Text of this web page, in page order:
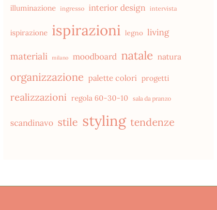
illuminazione ingresso interior design intervista
ispirazione ispirazioni legno living
materiali milano moodboard natale natura
organizzazione palette colori progetti
realizzazioni regola 60-30-10 sala da pranzo
scandinavo stile styling tendenze